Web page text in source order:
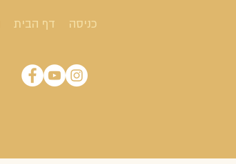
כניסה דף הבית